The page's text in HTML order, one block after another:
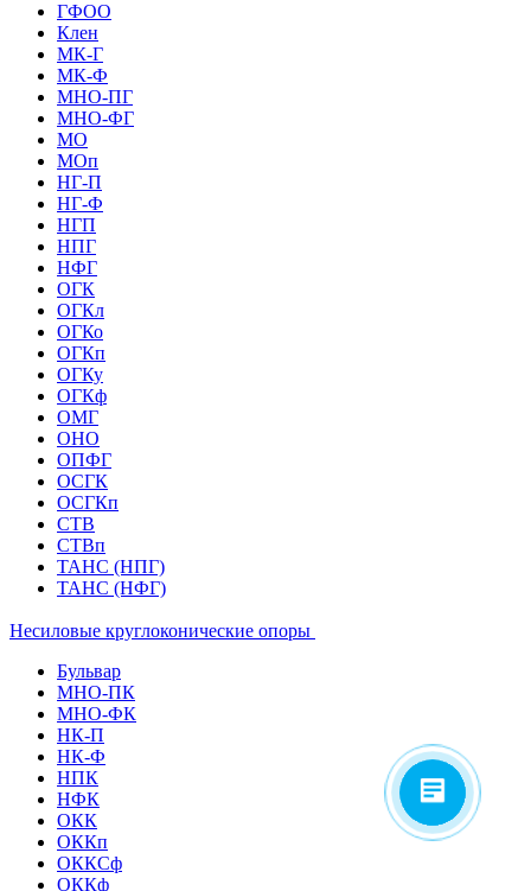
ГФОО
Клен
МК-Г
МК-Ф
МНО-ПГ
МНО-ФГ
МО
МОп
НГ-П
НГ-Ф
НГП
НПГ
НФГ
ОГК
ОГКл
ОГКо
ОГКп
ОГКу
ОГКф
ОМГ
ОНО
ОПФГ
ОСГК
ОСГКп
СТВ
СТВп
ТАНС (НПГ)
ТАНС (НФГ)
Несиловые круглоконические опоры
Бульвар
МНО-ПК
МНО-ФК
НК-П
НК-Ф
НПК
НФК
ОКК
ОККп
ОККСф
ОККф